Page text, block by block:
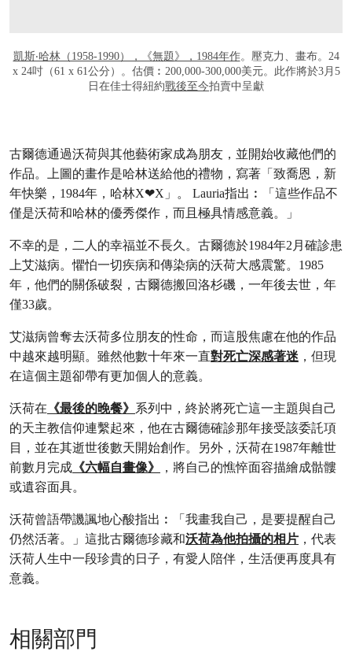
凱斯‧哈林（1958-1990），《無題》，1984年作。壓克力、畫布。24
x 24吋（61 x 61公分）。估價︰200,000-300,000美元。此作將於3月5
日在佳士得紐約戰後至今拍賣中呈獻
古爾德通過沃荷與其他藝術家成為朋友，並開始收藏他們的
作品。上圖的畫作是哈林送給他的禮物，寫著「致喬恩，新
年快樂，1984年，哈林X❤X」。 Lauria指出︰「這些作品不
僅是沃荷和哈林的優秀傑作，而且極具情感意義。」
不幸的是，二人的幸福並不長久。古爾德於1984年2月確診患
上艾滋病。懼怕一切疾病和傳染病的沃荷大感震驚。1985
年，他們的關係破裂，古爾德搬回洛杉磯，一年後去世，年
僅33歲。
艾滋病曾奪去沃荷多位朋友的性命，而這股焦慮在他的作品
中越來越明顯。雖然他數十年來一直對死亡深感著迷 ，但現
在這個主題卻帶有更加個人的意義。
沃荷在 《最後的晚餐》 系列中，終於將死亡這一主題與自己
的天主教信仰連繫起來，他在古爾德確診那年接受該委託項
目，並在其逝世後數天開始創作。另外，沃荷在1987年離世
前數月完成 《六幅自畫像》
，將自己的憔悴面容描繪成骷髏
或遺容面具。
沃荷曾語帶譏諷地心酸指出︰「我畫我自己，是要提醒自己
仍然活著。」這批古爾德珍藏和沃荷為他拍攝的相片 ，代表
沃荷人生中一段珍貴的日子，有愛人陪伴，生活便再度具有
意義。
相關部門